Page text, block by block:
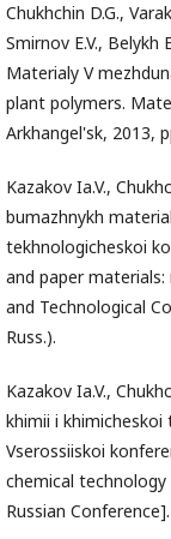
Chukhchin D.G.,
Smirnov E.V.,
Materialy V
plant polymers.
Arkhangel'sk, 2013,
Kazakov Ia.V.,
bumazhnykh
tekhnologicheskoi
and paper
and Technological
Russ.).
Kazakov Ia.V.,
khimii i
Vserossiiskoi
chemical
Russian